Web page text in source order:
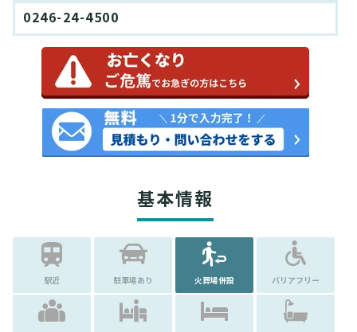
0246-24-4500
基本情報
駅近 駐車場あり 火葬場併設 バリアフリー